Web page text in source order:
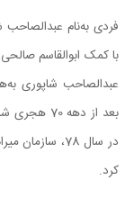
فردی به‌نام عبدالصاحب
با کمک ابوالقاسم
عبدالصاحب شاپوری
بعد از
در سال 78،
کرد.